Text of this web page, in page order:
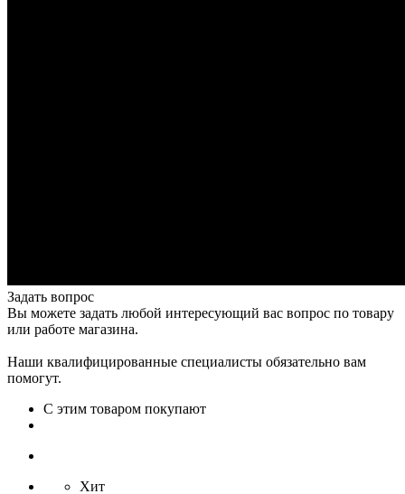
Задать вопрос
Вы можете задать любой интересующий вас вопрос по товару
или работе магазина.
Наши квалифицированные специалисты обязательно вам
помогут.
С этим товаром покупают
Хит